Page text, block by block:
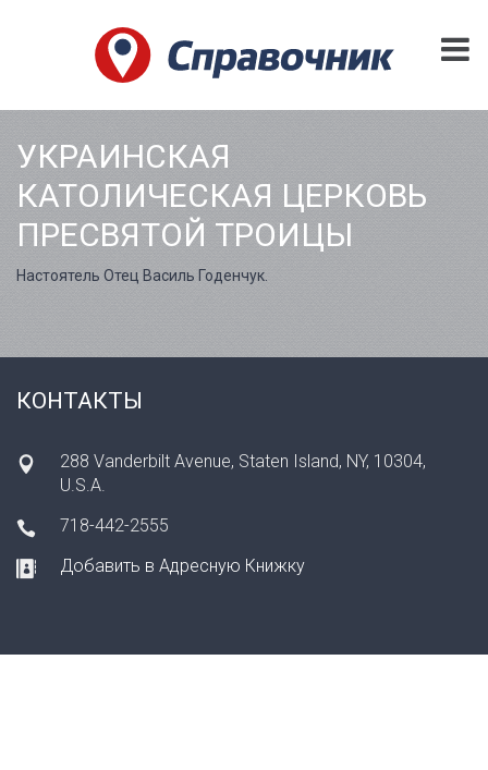
УКРАИНСКАЯ
КАТОЛИЧЕСКАЯ ЦЕРКОВЬ
ПРЕСВЯТОЙ ТРОИЦЫ
Настоятель Отец Василь Годенчук.
КОНТАКТЫ
288 Vanderbilt Avenue, Staten Island, NY, 10304,
U.S.A.
718-442-2555
Добавить в Адресную Книжку